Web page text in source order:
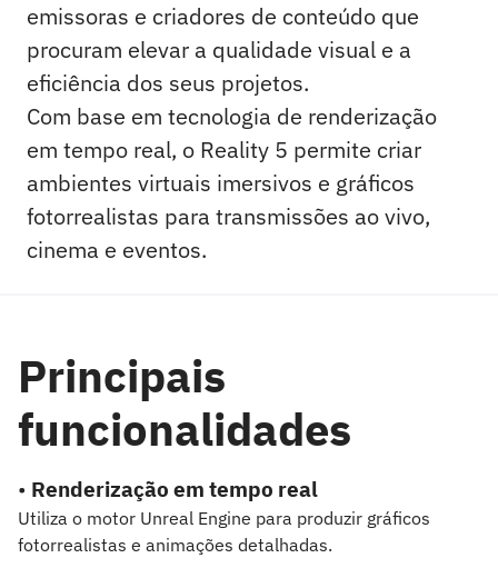
emissoras e criadores de conteúdo que
procuram elevar a qualidade visual e a
eficiência dos seus projetos.
Com base em tecnologia de renderização
em tempo real, o Reality 5 permite criar
ambientes virtuais imersivos e gráficos
fotorrealistas para transmissões ao vivo,
cinema e eventos.
Principais
funcionalidades
• Renderização em tempo real
Utiliza o motor Unreal Engine para produzir gráficos
fotorrealistas e animações detalhadas.